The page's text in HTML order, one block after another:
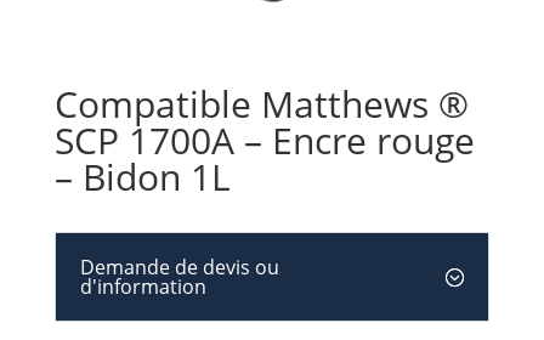
Compatible Matthews ®
SCP 1700A – Encre rouge
– Bidon 1L
Demande de devis ou
d'information